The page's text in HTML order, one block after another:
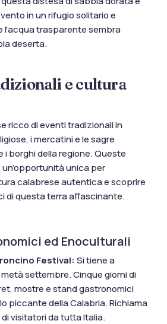
in un rifugio solitario e
l'acqua trasparente sembra
deserta.
e cultura
ricco di eventi tradizionali in
i mercatini e le sagre
i borghi della regione. Queste
unica per
calabrese autentica e scoprire
di questa terra affascinante.
ed Enoculturali
Festival: Si tiene a
settembre. Cinque giorni di
mostre e stand gastronomici
piccante della Calabria. Richiama
visitatori da tutta Italia.